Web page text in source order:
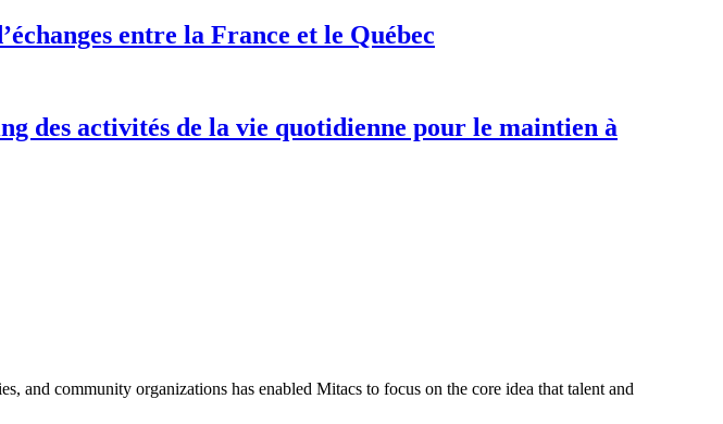
entre la France et le Québec
des activités de la vie quotidienne pour le maintien à
and community organizations has enabled Mitacs to focus on the core idea that talent and